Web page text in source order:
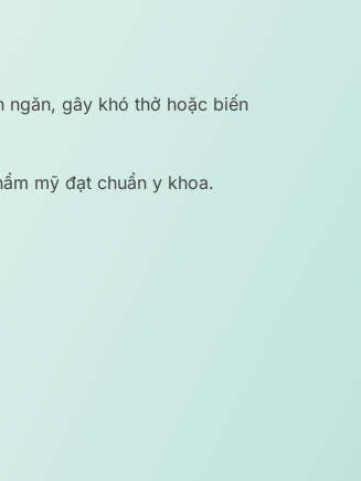
ngăn, gây khó thở hoặc biến
mỹ đạt chuẩn y khoa.